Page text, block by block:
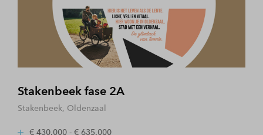
Stakenbeek fase 2A
Stakenbeek, Oldenzaal
€ 430.000 - € 635.000